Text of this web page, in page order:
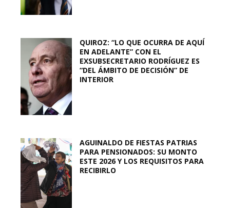
QUIROZ: “LO QUE OCURRA DE AQUÍ
EN ADELANTE” CON EL
EXSUBSECRETARIO RODRÍGUEZ ES
“DEL ÁMBITO DE DECISIÓN” DE
INTERIOR
AGUINALDO DE FIESTAS PATRIAS
PARA PENSIONADOS: SU MONTO
ESTE 2026 Y LOS REQUISITOS PARA
RECIBIRLO